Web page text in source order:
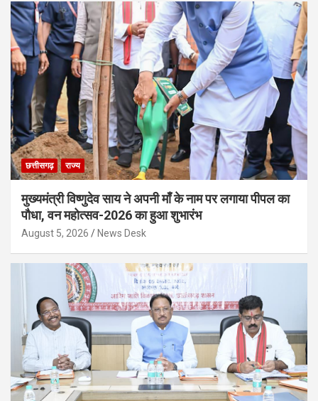
छत्तीसगढ़ राज्य
मुख्यमंत्री विष्णुदेव साय ने अपनी माँ के नाम पर लगाया पीपल का
पौधा, वन महोत्सव-2026 का हुआ शुभारंभ
August 5, 2026 News Desk